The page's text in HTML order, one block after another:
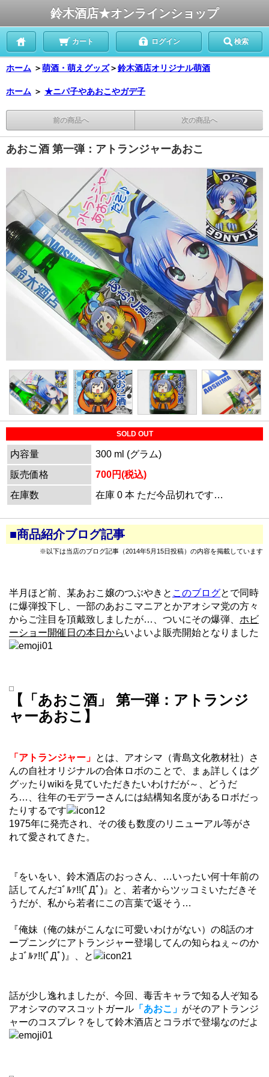
鈴木酒店★オンラインショップ
カート ログイン 検索
ホーム ＞萌酒・萌えグッズ＞鈴木酒店オリジナル萌酒
ホーム ＞ ★ニパ子やあおこやガデ子
前の商品へ 次の商品へ
あおこ酒 第一弾：アトランジャーあおこ
SOLD OUT
内容量
300 ml (グラム)
販売価格
700円(税込)
在庫数
在庫 0 本 ただ今品切れです…
■商品紹介ブログ記事
※以下は当店のブログ記事（2014年5月15日投稿）の内容を掲載しています
半月ほど前、某あおこ嬢のつぶやきと このブログとで同時
に爆弾投下し、一部のあおこマニアとかアオシマ党の方々
からご注目を頂戴致しましたが…、ついにその爆弾、 ホビ
ーショー開催日の本日からいよいよ販売開始となりました
【「あおこ酒」 第一弾：アトランジ
ャーあおこ】
「アトランジャー」 とは、アオシマ（青島文化教材社）さ
んの自社オリジナルの合体ロボのことで、まぁ詳しくはグ
グッたりwikiを見ていただきたいわけだが～、どうだ
ろ…、往年のモデラーさんには結構知名度があるロボだっ
たりするです
1975年に発売され、その後も数度のリニューアル等がさ
れて愛されてきた。
『をいをい、鈴木酒店のおっさん、…いったい何十年前の
話してんだｺﾞﾙｧ!!(ﾟДﾟ)』と、若者からツッコミいただきそ
うだが、私から若者にこの言葉で返そう…
『俺妹（俺の妹がこんなに可愛いわけがない）の8話のオ
ープニングにアトランジャー登場してんの知らねぇ～のか
よｺﾞﾙｧ!!(ﾟДﾟ)』、と
話が少し逸れましたが、今回、毒舌キャラで知る人ぞ知る
アオシマのマスコットガール 「あおこ」 がそのアトランジ
ャーのコスプレ？をして鈴木酒店とコラボで登場なのだよ